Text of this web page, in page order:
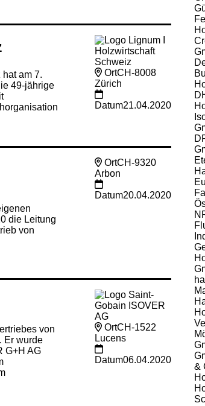
am 7.
49-jährige
OrtCH-8008
Zürich
Datum21.04.2020
die Leitung
von
OrtCH-9320
Arbon
Datum20.04.2020
von
Er wurde
G+H AG
OrtCH-1522
Lucens
Datum06.04.2020
&